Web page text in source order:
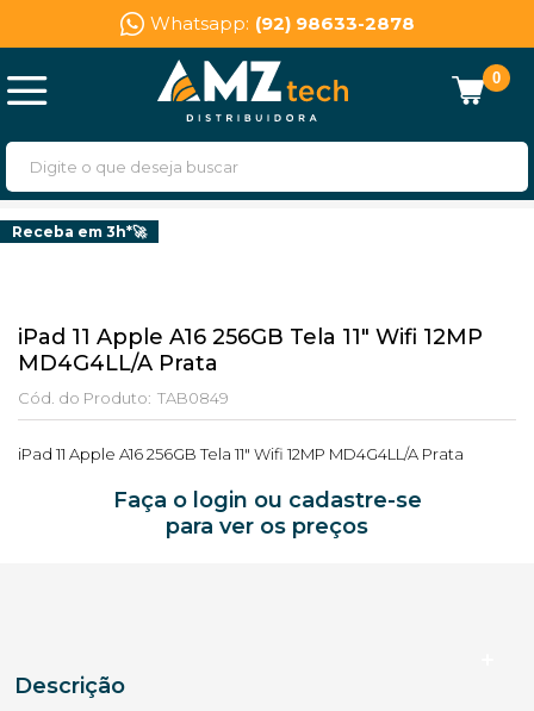
Whatsapp: (92) 98633-2878
0
iPad 11 Apple A16 256GB Tela 11" Wifi 12MP
MD4G4LL/A Prata
Cód. do Produto: TAB0849
Receba em 3h*🚀
iPad 11 Apple A16 256GB Tela 11" Wifi 12MP MD4G4LL/A Prata
Faça o login ou cadastre-se
para ver os preços
Descrição